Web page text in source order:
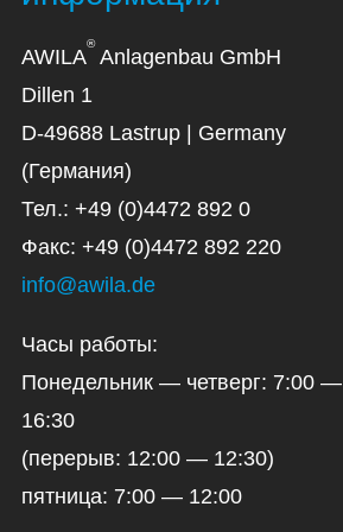
AWILA
®
Anlagenbau GmbH
Dillen 1
D-49688 Lastrup | Germany
(Германия)
Тел.: +49 (0)4472 892 0
Факс: +49 (0)4472 892 220
info@awila.de
Часы работы:
Понедельник — четверг: 7:00 —
16:30
(перерыв: 12:00 — 12:30)
пятница: 7:00 — 12:00